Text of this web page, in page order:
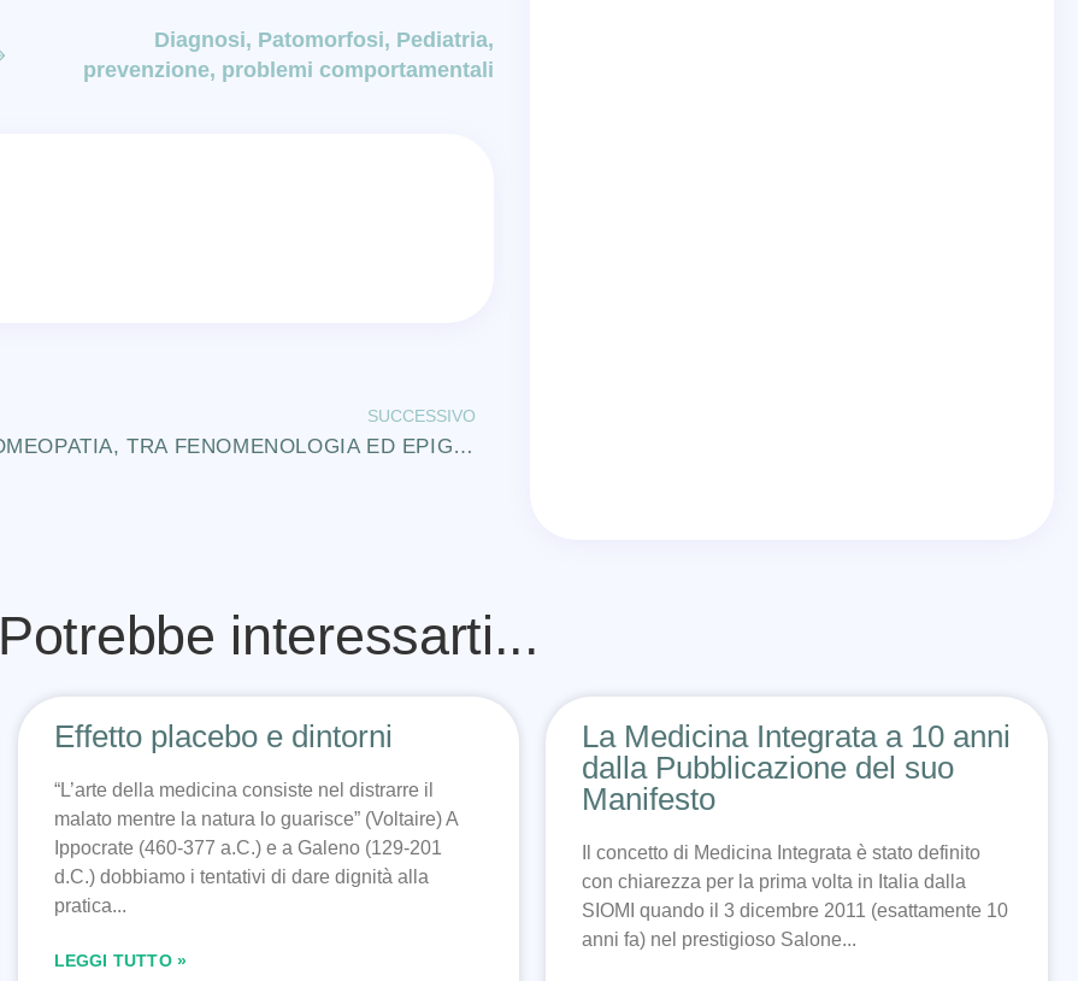
Diagnosi, Patomorfosi, Pediatria,
prevenzione, problemi comportamentali
SUCCESSIVO
OMEOPATIA, TRA FENOMENOLOGIA ED EPIGENETICA
Potrebbe interessarti...
Effetto placebo e dintorni
“L’arte della medicina consiste nel distrarre il
malato mentre la natura lo guarisce” (Voltaire) A
Ippocrate (460-377 a.C.) e a Galeno (129-201
d.C.) dobbiamo i tentativi di dare dignità alla
pratica
LEGGI TUTTO »
La Medicina Integrata a 10 anni
dalla Pubblicazione del suo
Manifesto
Il concetto di Medicina Integrata è stato definito
con chiarezza per la prima volta in Italia dalla
SIOMI quando il 3 dicembre 2011 (esattamente 10
anni fa) nel prestigioso Salone